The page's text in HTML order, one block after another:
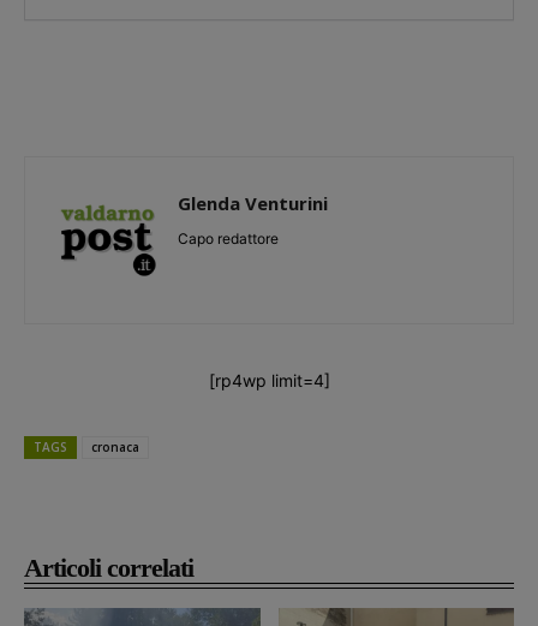
Articoli correlati
Glenda Venturini
Capo redattore
[rp4wp limit=4]
TAGS cronaca